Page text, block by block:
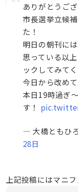
ありがとうご
市長選挙立候
た！
明日の朝刊に
思っている以
ックしてみてく
今日から改め
本日19時過ぎ
す！
— 大橋ともひ
28日
上記投稿にはマニ